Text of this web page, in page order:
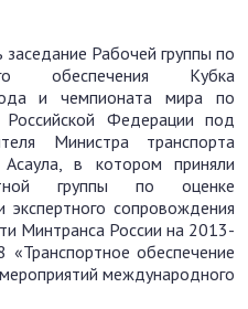
Рабочей группы по
обеспечения Кубка
и чемпионата мира по
Федерации под
Министра транспорта
в котором приняли
группы по оценке
сопровождения
Минтранса России на 2013-
«Транспортное обеспечение
международного